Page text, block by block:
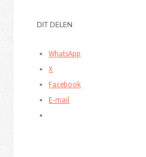
DIT DELEN:
WhatsApp
X
Facebook
E-mail